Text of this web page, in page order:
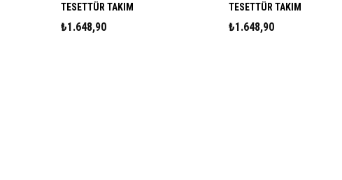
TESETTÜR TAKIM
₺1.648,90
TESETTÜR TAKIM
₺1.648,90